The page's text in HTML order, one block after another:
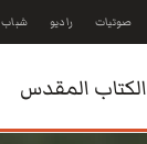
صوتيات راديو شباب
الكتاب المقدس